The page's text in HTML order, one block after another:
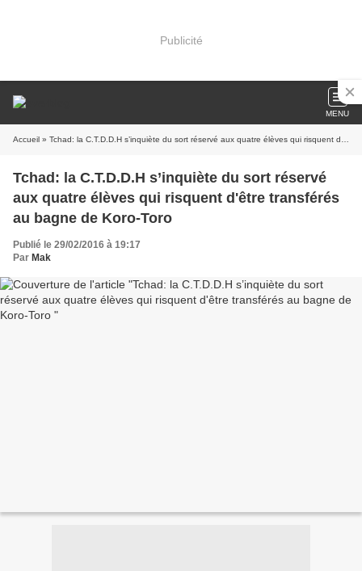
Publicité
MENU
Accueil » Tchad: la C.T.D.D.H s’inquiète du sort réservé aux quatre élèves qui risquent d'être transférés au bagne de Koro-Toro
Tchad: la C.T.D.D.H s’inquiète du sort réservé
aux quatre élèves qui risquent d'être transférés
au bagne de Koro-Toro
Publié le 29/02/2016 à 19:17
Par Mak